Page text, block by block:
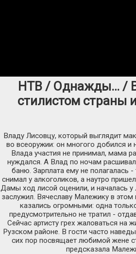
НТВ / Однажды… /
стилистом страны
Владу Лисовцу, который выглядит
во всеоружии: он многого добился и
Влада участия не принимал, мама
нуждался. А Влад по ночам расшивал
баню. Зарплата ему не полагалась
снимал у алкоголиков, а наутро
Дамы ход лисой оценили, и началась у
заслужил. Вячеславу Малежику в этом
казались огромными: одна
предусмотрительно не тратил -
Сейчас артисту грех жаловаться на
Рузском районе. В гости часто
сих пор посвящает любимой жене
предсказала